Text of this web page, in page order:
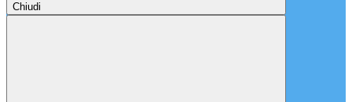
Chiudi